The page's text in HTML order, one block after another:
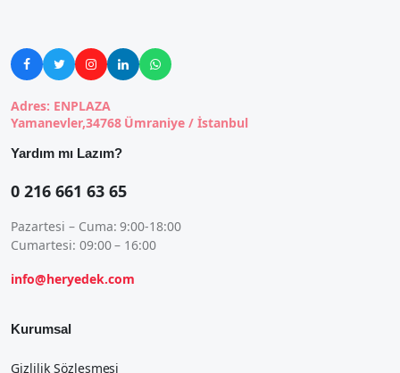
    
Adres: ENPLAZA
Yamanevler,34768 Ümraniye / İstanbul
Yardım mı Lazım?
0 216 661 63 65
Pazartesi – Cuma: 9:00-18:00
Cumartesi: 09:00 – 16:00
info@heryedek.com
Kurumsal
Gizlilik Sözleşmesi